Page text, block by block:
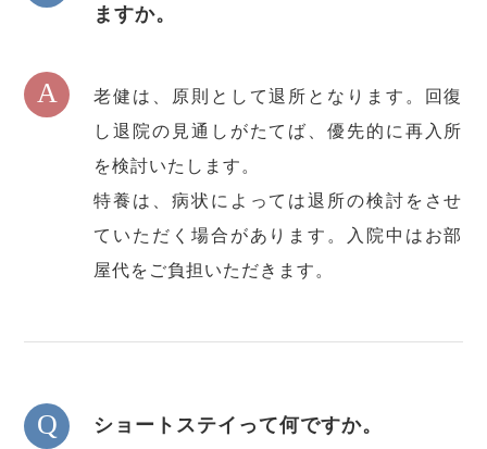
ますか。
A
老健は、原則として退所となります。回復
し退院の見通しがたてば、優先的に再入所
を検討いたします。
特養は、病状によっては退所の検討をさせ
ていただく場合があります。入院中はお部
屋代をご負担いただきます。
Q ショートステイって何ですか。